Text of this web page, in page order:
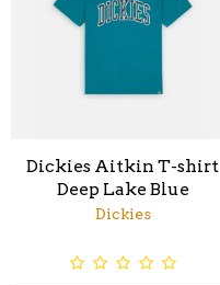
Dickies Aitkin T-shirt
Deep Lake Blue
Dickies